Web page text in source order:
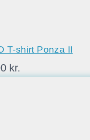
T-shirt Ponza II
kr.